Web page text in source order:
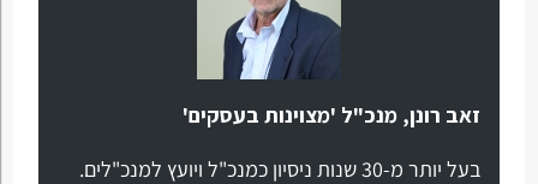
זאב רונן, מנכ"ל 'מצוינות בעסקים'
בעל יותר מ-30 שנות ניסיון כמנכ"ל ויועץ למנכ"לים.